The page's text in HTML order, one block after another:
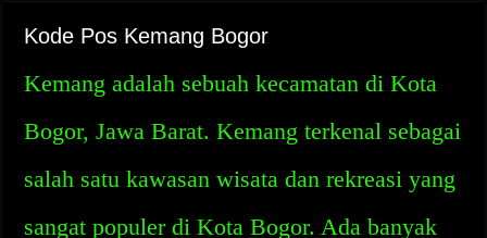
Kode Pos Kemang Bogor
Kemang adalah sebuah kecamatan di Kota
Bogor, Jawa Barat. Kemang terkenal sebagai
salah satu kawasan wisata dan rekreasi yang
sangat populer di Kota Bogor. Ada banyak